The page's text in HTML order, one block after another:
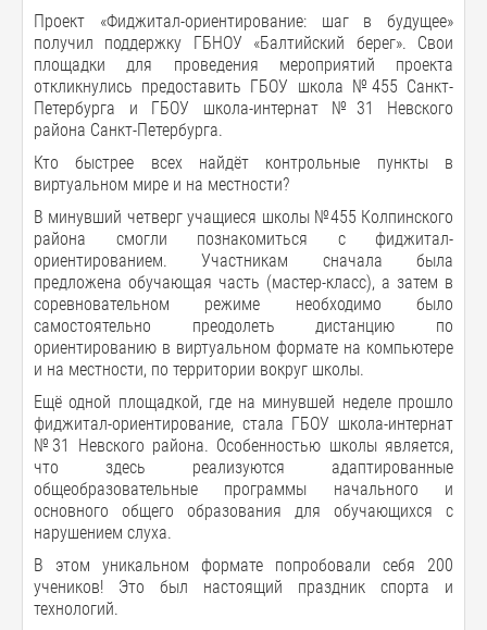
Проект «Фиджитал-ориентирование: шаг в будущее»
получил поддержку ГБНОУ «Балтийский берег». Свои
площадки для проведения мероприятий проекта
откликнулись предоставить ГБОУ школа №455 Санкт-
Петербурга и ГБОУ школа-интернат №31 Невского
района Санкт-Петербурга.
Кто быстрее всех найдёт контрольные пункты в
виртуальном мире и на местности?
В минувший четверг учащиеся школы №455 Колпинского
района смогли познакомиться с фиджитал-
ориентированием. Участникам сначала была
предложена обучающая часть (мастер-класс), а затем в
соревновательном режиме необходимо было
самостоятельно преодолеть дистанцию по
ориентированию в виртуальном формате на компьютере
и на местности, по территории вокруг школы.
Ещё одной площадкой, где на минувшей неделе прошло
фиджитал-ориентирование, стала ГБОУ школа-интернат
№31 Невского района. Особенностью школы является,
что здесь реализуются адаптированные
общеобразовательные программы начального и
основного общего образования для обучающихся с
нарушением слуха.
В этом уникальном формате попробовали себя 200
учеников! Это был настоящий праздник спорта и
технологий.